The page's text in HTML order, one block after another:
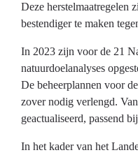
Deze herstelmaatregelen
bestendiger te maken
In 2023 zijn voor de 21
natuurdoelanalyses
De beheerplannen voor
zover nodig verlengd.
geactualiseerd, passend
In het kader van het